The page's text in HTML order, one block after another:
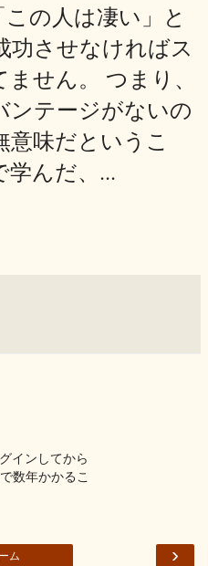
の人は凄い」と
功させなければス
せん。 つまり、
ンテージがないの
意味だというこ
学んだ、...
インしてから
数年かかるこ
›
ム